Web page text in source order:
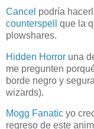
Cancel podría
counterspell
que la
plowshares.
Hidden Horror una
me pregunten
borde negro y
wizards).
Mogg Fanatic yo
regreso de este